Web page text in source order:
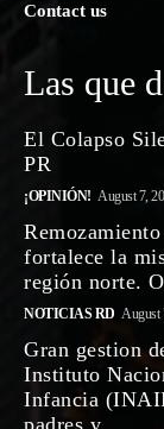
Contact us
Las que
El Colapso
PR
¡OPINIÓN! August 7,
fortalece la
región norte.
NOTICIAS RD August
Gran gestion
Instituto
Infancia